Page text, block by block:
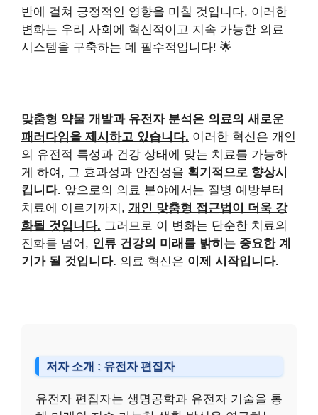
반에 걸쳐 긍정적인 영향을 미칠 것입니다. 이러한
변화는 우리 사회에 혁신적이고 지속 가능한 의료
시스템을 구축하는 데 필수적입니다! 🌟
맞춤형 약물 개발과 유전자 분석은 의료의 새로운
패러다임을 제시하고 있습니다. 이러한 혁신은 개인
의 유전적 특성과 건강 상태에 맞는 치료를 가능하
게 하여, 그 효과성과 안전성을 획기적으로 향상시
킵니다. 앞으로의 의료 분야에서는 질병 예방부터
치료에 이르기까지, 개인 맞춤형 접근법이 더욱 강
화될 것입니다. 그러므로 이 변화는 단순한 치료의
진화를 넘어, 인류 건강의 미래를 밝히는 중요한 계
기가 될 것입니다. 의료 혁신은 이제 시작입니다.
저자 소개 : 유전자 편집자
유전자 편집자는 생명공학과 유전자 기술을 통